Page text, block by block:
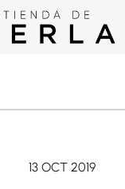
13 OCT 2019